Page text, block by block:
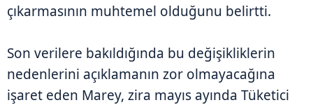
çıkarmasının muhtemel olduğunu belirtti.
Son verilere bakıldığında bu değişikliklerin
nedenlerini açıklamanın zor olmayacağına
işaret eden Marey, zira mayıs ayında Tüketici